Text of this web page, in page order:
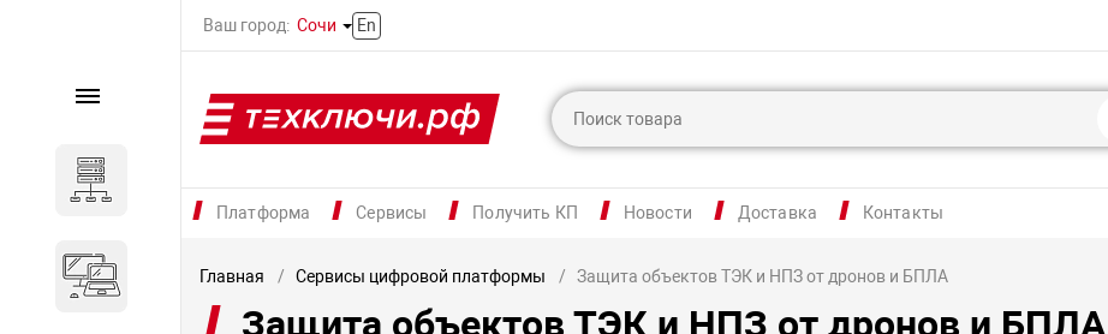
Ваш город: Сочи En
Платформа Сервисы Получить КП Новости Доставка Контакты
Каталог
Компьютеры и ноутбуки
Главная Сервисы цифровой платформы Защита объектов ТЭК и НПЗ от дронов и БПЛА
Защита объектов ТЭК и НПЗ от дронов и БПЛА